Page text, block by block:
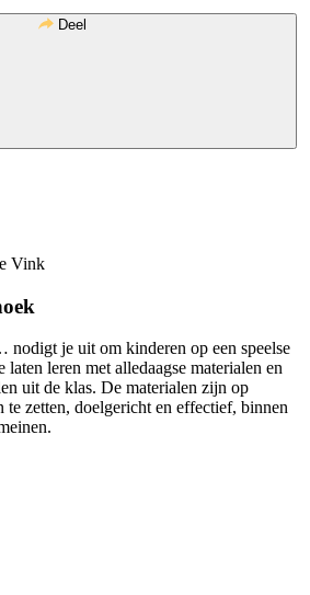
Deel
Vink
je uit om kinderen op een speelse
laten leren met alledaagse materialen en
uit de klas. De materialen zijn op
te zetten, doelgericht en effectief, binnen